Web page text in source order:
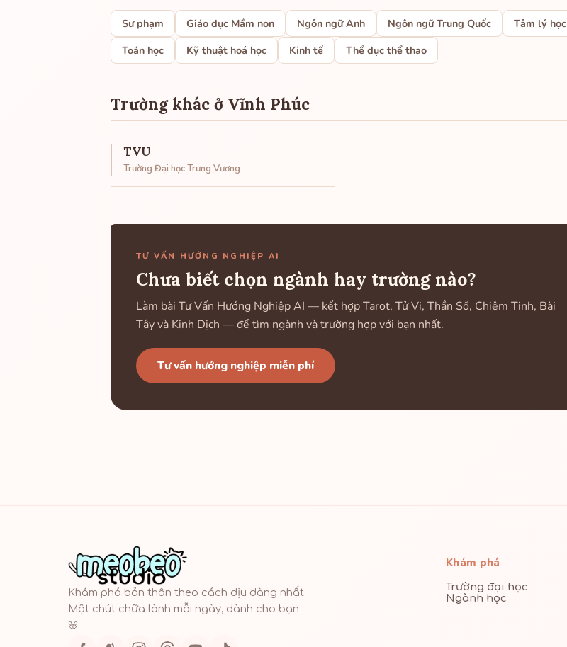
Sư phạm Giáo dục Mầm non Ngôn ngữ Anh Ngôn ngữ Trung Quốc Tâm lý học
Toán học
Kỹ thuật hoá học Kinh tế Thể dục thể thao
Trường khác ở Vĩnh Phúc
TVU
Trường Đại học Trưng Vương
TƯ VẤN HƯỚNG NGHIỆP AI
Chưa biết chọn ngành hay trường nào?
Làm bài Tư Vấn Hướng Nghiệp AI — kết hợp Tarot, Tử Vi, Thần Số, Chiêm Tinh, Bài
Tây và Kinh Dịch — để tìm ngành và trường hợp với bạn nhất.
Tư vấn hướng nghiệp miễn phí
Khám phá bản thân theo cách dịu dàng nhất.
Một chút chữa lành mỗi ngày, dành cho bạn
🌸
Khám phá
Trường đại học
Ngành học